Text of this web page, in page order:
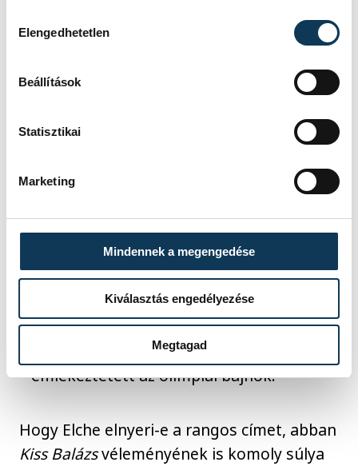
Elengedhetetlen
Beállítások
Statisztikai
Marketing
Mindennek a megengedése
Kiválasztás engedélyezése
Megtagad
A projekt három alappillére a
közösségépítő elvek,
amelyek a sport mellett
szolgálnak az egészséges
életmód felé vezető úton
– emlékeztetett az olimpiai bajnok.
Hogy Elche elnyeri-e a rangos címet, abban
Kiss Balázsvéleményének is komoly súlya